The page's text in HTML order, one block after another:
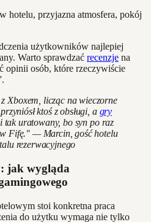
użytkowników najlepiej
Warto sprawdzać recenzje na
opinii osób, które rzeczywiście
Xboxem, licząc na wieczorne
ktoś z obsługi, a gry
tak uratowany, bo syn po raz
w Fifę." — Marcin, gość hotelu
rezerwacyjnego
jak wygląda
stoi konkretna praca
do użytku wymaga nie tylko